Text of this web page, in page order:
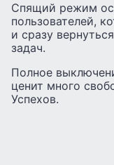
Спящий режим
пользователей,
и сразу
задач.
Полное
ценит много
Успехов.